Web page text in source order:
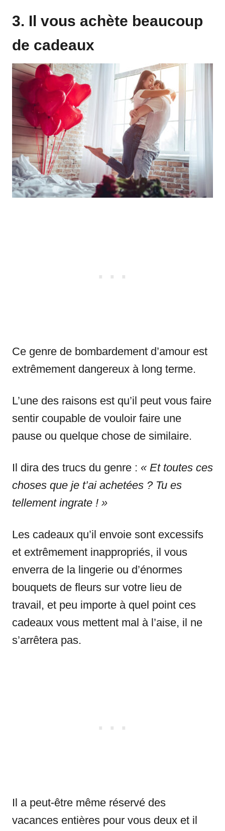
3. Il vous achète beaucoup
de cadeaux
Ce genre de bombardement d’amour est
extrêmement dangereux à long terme.
L’une des raisons est qu’il peut vous faire
sentir coupable de vouloir faire une
pause ou quelque chose de similaire.
Il dira des trucs du genre : « Et toutes ces
choses que je t’ai achetées ? Tu es
tellement ingrate ! »
Les cadeaux qu’il envoie sont excessifs
et extrêmement inappropriés, il vous
enverra de la lingerie ou d’énormes
bouquets de fleurs sur votre lieu de
travail, et peu importe à quel point ces
cadeaux vous mettent mal à l’aise, il ne
s’arrêtera pas.
Il a peut-être même réservé des
vacances entières pour vous deux et il